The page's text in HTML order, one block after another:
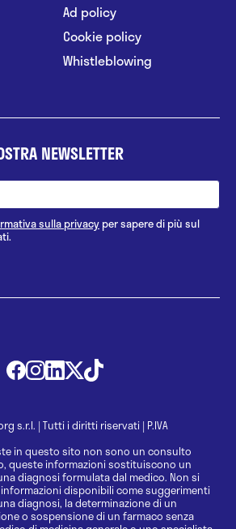
Ad policy
Cookie policy
Whistleblowing
NEWSLETTER
sulla privacyper sapere di più sul
s.r.l. | Tutti i diritti riservati | P.IVA
in questo sito non sono un consulto
queste informazioni sostituiscono un
diagnosi formulata dal medico. Non si
disponibili come suggerimenti
diagnosi, la determinazione di un
o sospensione di un farmaco senza